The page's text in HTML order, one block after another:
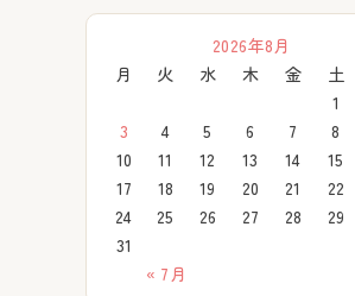
2026年8月
月
火 水 木 金 土
« 7月
1
3
4 5 6 7 8
10
11 12 13 14 15
17
18 19 20 21 22
24
25 26 27 28 29
31